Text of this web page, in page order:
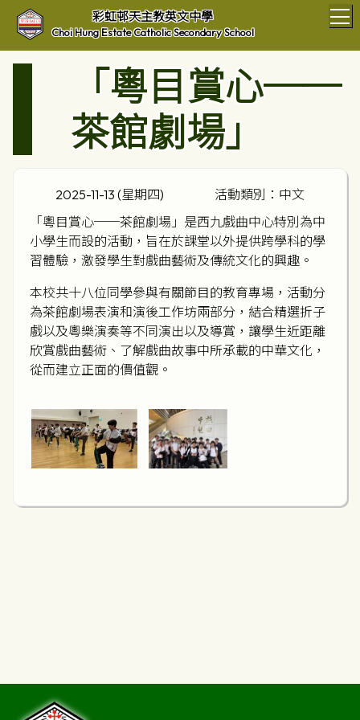
彩虹邨天主教英文中學
Choi Hung Estate Catholic Secondary School
「粵目賞心──
茶館劇場」
2025-11-13 (星期四)
活動類別：中文
「粵目賞心──茶館劇場」是西九戲曲中心特別為中
小學生而設的活動，旨在於課堂以外提供跨學科的學
習體驗，激發學生對戲曲藝術及傳統文化的興趣。
本校共十八位同學參與有關節目的教育專場，活動分
為茶館劇場表演和演後工作坊兩部分，結合精選折子
戲以及粵樂演奏等不同演出以及導賞，讓學生近距離
欣賞戲曲藝術、了解戲曲故事中所承載的中華文化，
從而建立正面的價值觀。